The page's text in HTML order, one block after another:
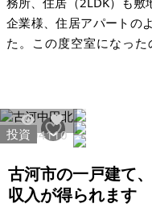
企業様、住居アパートの
た。この度空室になっ
為写真の通りですが、中
能です。1階事務所、2階
装等気になる箇所がござ
関連事業の跡地ですので
16904110
投資
古河市の一戸建て
収入が得られます